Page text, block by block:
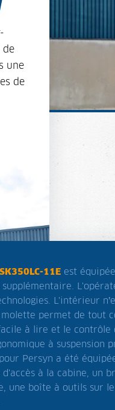
de
une
de
11E est
L'intérieur
molette permet de tout
à lire et le contrôle
à suspension
Persyn a été
d'accès à la cabine, un
une boîte à outils sur